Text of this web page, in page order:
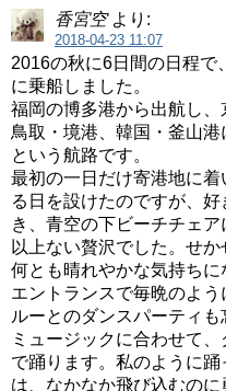
香宮空 より:
2018-04-23 11:07
2016の秋に6日間の日程で
に乗船しました。
福岡の博多港から出航し、
鳥取・境港、韓国・釜山
という航路です。
最初の一日だけ寄港地に
る日を設けたのですが、
き、青空の下ビーチチェ
以上ない贅沢でした。せか
何とも晴れやかな気持ちに
エントランスで毎晩のよ
ルーとのダンスパーティ
ミュージックに合わせて
で踊ります。私のように
は、なかなか飛び込むの